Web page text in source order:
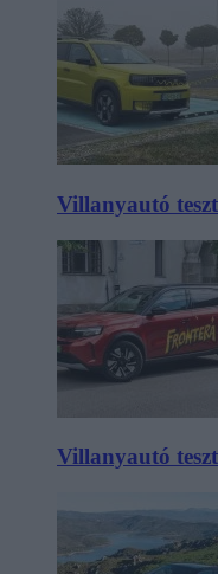
Villanyautó
Villanyautó